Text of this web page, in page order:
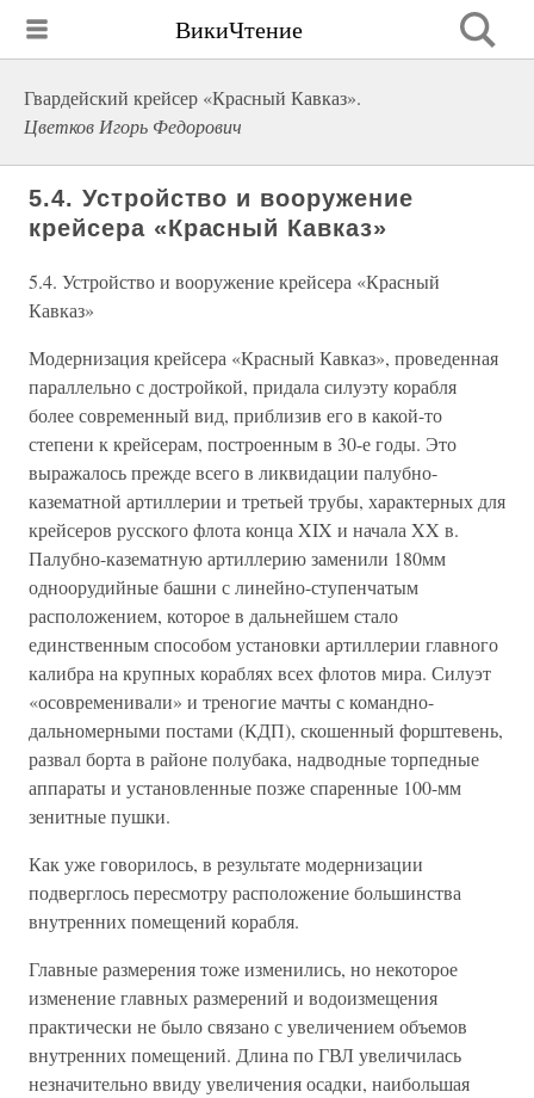
ВикиЧтение
Гвардейский крейсер «Красный Кавказ».
Цветков Игорь Федорович
5.4. Устройство и вооружение
крейсера «Красный Кавказ»
5.4. Устройство и вооружение крейсера «Красный
Кавказ»
Модернизация крейсера «Красный Кавказ», проведенная
параллельно с достройкой, придала силуэту корабля
более современный вид, приблизив его в какой-то
степени к крейсерам, построенным в 30-е годы. Это
выражалось прежде всего в ликвидации палубно-
казематной артиллерии и третьей трубы, характерных для
крейсеров русского флота конца XIX и начала XX в.
Палубно-казематную артиллерию заменили 180мм
одноорудийные башни с линейно-ступенчатым
расположением, которое в дальнейшем стало
единственным способом установки артиллерии главного
калибра на крупных кораблях всех флотов мира. Силуэт
«осовременивали» и треногие мачты с командно-
дальномерными постами (КДП), скошенный форштевень,
развал борта в районе полубака, надводные торпедные
аппараты и установленные позже спаренные 100-мм
зенитные пушки.
Как уже говорилось, в результате модернизации
подверглось пересмотру расположение большинства
внутренних помещений корабля.
Главные размерения тоже изменились, но некоторое
изменение главных размерений и водоизмещения
практически не было связано с увеличением объемов
внутренних помещений. Длина по ГВЛ увеличилась
незначительно ввиду увеличения осадки, наибольшая